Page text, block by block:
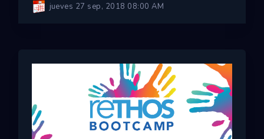
jueves 27 sep, 2018 08:00 AM